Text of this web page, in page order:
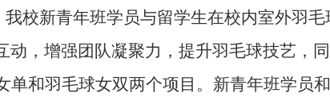
我校新青年班学员与留学生在校内室外羽毛
，增强团队凝聚力， 提升羽毛球技艺，
单和羽毛球女双两个项目。新青年班学员